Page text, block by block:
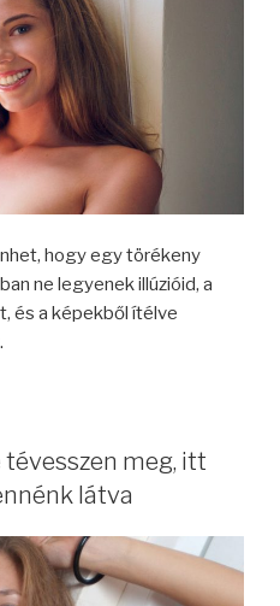
hogy egy törékeny
ne legyenek illúzióid, a
és a képekből ítélve
meg, itt
látva